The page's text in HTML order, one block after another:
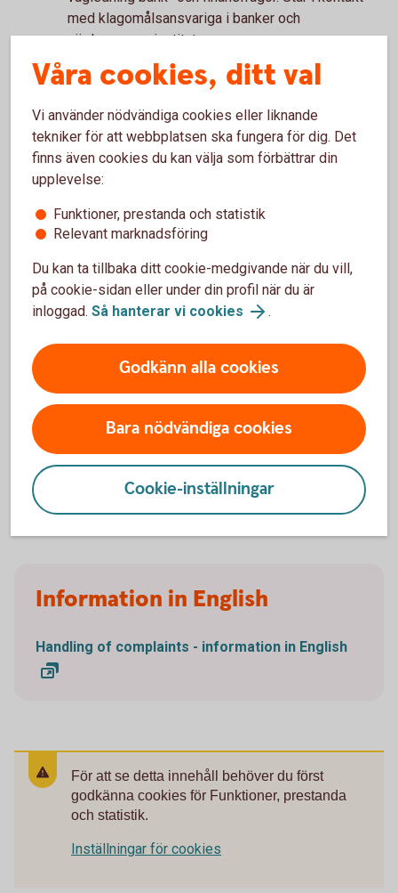
med klagomålsansvariga i banker och
värdepappersinstitut.
Allmän domstol
vid allmän domstol.
domstol.se
Särskild information om avtal som du som
Internetbanken eller appen för privatpersoner
Om du har ingått ett avtal med banken via
internetbanken eller appen för privatpersoner och
det har uppstått en tvist - som du inte har kunnat
lösa med banken - har du rätt att använda
EU:s onlineplattform för tvistlösning.
Även om du använder onlineplattformen när det
ärendet att skickas till Allmänna
reklamationsnämnden för beslut. Mer information
konsumenteuropa.se.
Information in English
Handling of complaints - information in English
För att se detta innehåll behöver du först
godkänna cookies för Funktioner, prestanda
och statistik.
Inställningar för cookies
Våra cookies, ditt val
Vi använder nödvändiga cookies eller liknande
tekniker för att webbplatsen ska fungera för dig. Det
finns även cookies du kan välja som förbättrar din
upplevelse:
Funktioner, prestanda och statistik
Relevant marknadsföring
Du kan ta tillbaka ditt cookie-medgivande när du vill,
på cookie-sidan eller under din profil när du är
inloggad. Så hanterar vi cookies .
Godkänn alla cookies
Bara nödvändiga cookies
Cookie-inställningar